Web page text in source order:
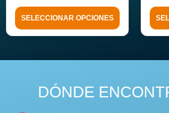
SELECCIONAR OPCIONES
DÓNDE